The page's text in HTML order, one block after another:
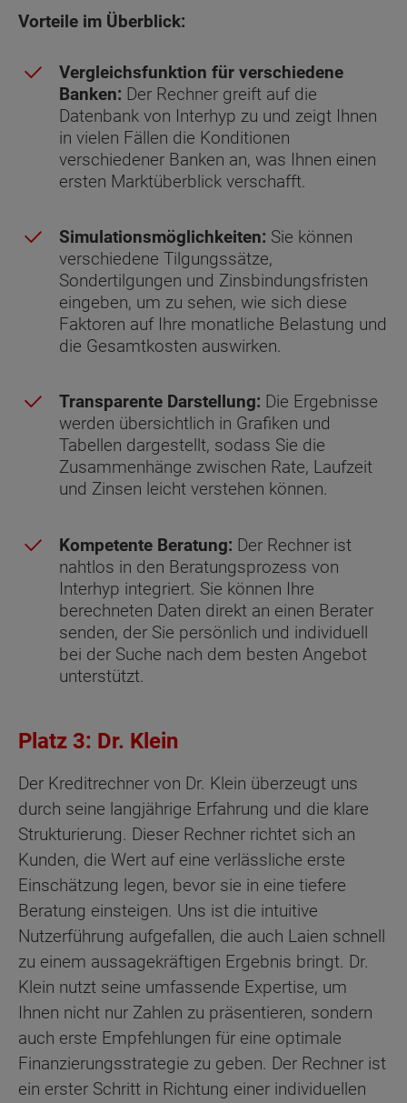
Vorteile im Überblick:
Vergleichsfunktion für verschiedene
Banken: Der Rechner greift auf die
Datenbank von Interhyp zu und zeigt Ihnen
in vielen Fällen die Konditionen
verschiedener Banken an, was Ihnen einen
ersten Marktüberblick verschafft.
Simulationsmöglichkeiten: Sie können
verschiedene Tilgungssätze,
Sondertilgungen und Zinsbindungsfristen
eingeben, um zu sehen, wie sich diese
Faktoren auf Ihre monatliche Belastung und
die Gesamtkosten auswirken.
Transparente Darstellung: Die Ergebnisse
werden übersichtlich in Grafiken und
Tabellen dargestellt, sodass Sie die
Zusammenhänge zwischen Rate, Laufzeit
und Zinsen leicht verstehen können.
Kompetente Beratung: Der Rechner ist
nahtlos in den Beratungsprozess von
Interhyp integriert. Sie können Ihre
berechneten Daten direkt an einen Berater
senden, der Sie persönlich und individuell
bei der Suche nach dem besten Angebot
unterstützt.
Platz 3: Dr. Klein
Der Kreditrechner von Dr. Klein überzeugt uns
durch seine langjährige Erfahrung und die klare
Strukturierung. Dieser Rechner richtet sich an
Kunden, die Wert auf eine verlässliche erste
Einschätzung legen, bevor sie in eine tiefere
Beratung einsteigen. Uns ist die intuitive
Nutzerführung aufgefallen, die auch Laien schnell
zu einem aussagekräftigen Ergebnis bringt. Dr.
Klein nutzt seine umfassende Expertise, um
Ihnen nicht nur Zahlen zu präsentieren, sondern
auch erste Empfehlungen für eine optimale
Finanzierungsstrategie zu geben. Der Rechner ist
ein erster Schritt in Richtung einer individuellen